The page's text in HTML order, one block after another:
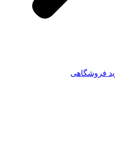
فروشگاهی